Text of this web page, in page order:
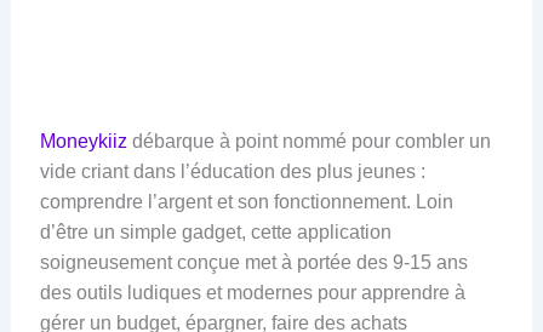
Moneykiiz débarque à point nommé pour combler un
vide criant dans l’éducation des plus jeunes :
comprendre l’argent et son fonctionnement. Loin
d’être un simple gadget, cette application
soigneusement conçue met à portée des 9-15 ans
des outils ludiques et modernes pour apprendre à
gérer un budget, épargner, faire des achats